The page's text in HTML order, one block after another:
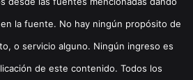
la fuente. No hay ningún propósito de
o servicio alguno. Ningún ingreso es
de este contenido. Todos los